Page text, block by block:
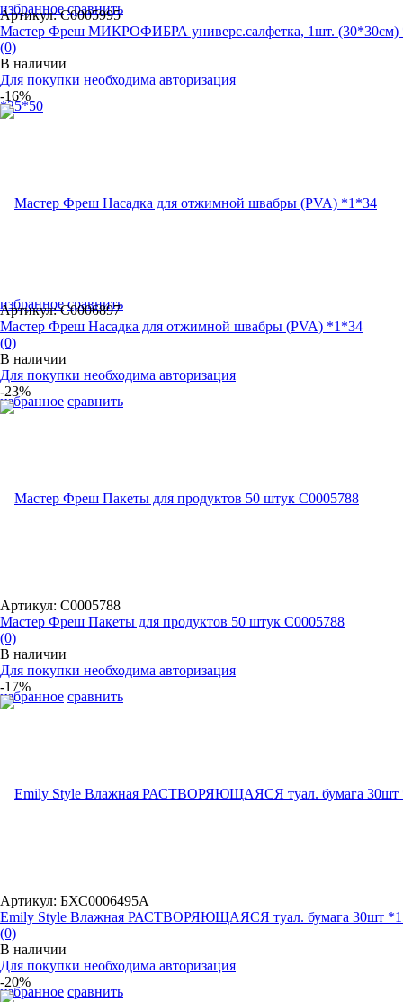
избранное сравнить
избранное сравнить
Артикул: С0005995
Мастер Фреш МИКРОФИБРА универс.салфетка, 1шт. (30*30см)
(0)
В наличии
Для покупки необходима авторизация
-16%
избранное сравнить
Артикул: С0006897
Мастер Фреш Насадка для отжимной швабры (PVA) *1*34
(0)
В наличии
Для покупки необходима авторизация
-23%
избранное сравнить
Артикул: С0005788
Мастер Фреш Пакеты для продуктов 50 штук С0005788
(0)
В наличии
Для покупки необходима авторизация
-17%
избранное сравнить
Артикул: БХС0006495А
Emily Style Влажная РАСТВОРЯЮЩАЯСЯ туал. бумага 30шт
(0)
В наличии
Для покупки необходима авторизация
-20%